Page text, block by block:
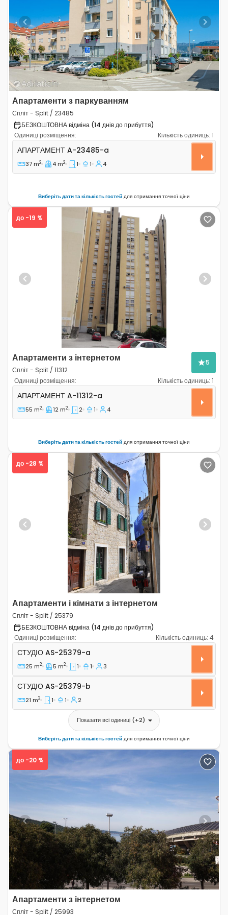
Previous Next
Апартаменти з паркуванням
Спліт - Split / 23485
БЕЗКОШТОВНА відміна (14 днів до прибуття)
Одиниці розміщення:
Кількість одиниць: 1
Однокімнатні апартаменти Спліт - Split A-23485-a
АПАРТАМЕНТ A-23485-a
37 m2 4 m2 1 1 4
Виберіть дати та кількість гостей для отримання точної ціни
Previous Next
до -19 %
Апартаменти з інтернетом
Спліт - Split / 11312
5
Одиниці розміщення: Кількість одиниць: 1
Двокімнатні апартаменти Спліт - Split A-11312-a
АПАРТАМЕНТ A-11312-a
55 m2 12 m2 2 1 4
Виберіть дати та кількість гостей для отримання точної ціни
Previous Next
до -28 %
Апартаменти і кімнати з інтернетом
Спліт - Split / 25379
БЕЗКОШТОВНА відміна (14 днів до прибуття)
Одиниці розміщення:
Кількість одиниць: 4
Студіо-апартаменти Спліт - Split AS-25379-a
СТУДІО AS-25379-a
25 m2 5 m2 1 1 3
Студіо AS-25379-b
СТУДІО AS-25379-b
21 m2 1 1 2
Показати всі одиниці (+2)
Виберіть дати та кількість гостей для отримання точної ціни
Previous Next
до -20 %
Апартаменти з інтернетом
Спліт - Split / 25993